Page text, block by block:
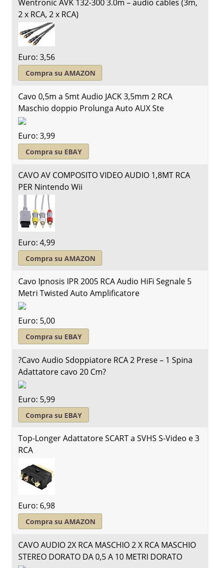
Wentronic AVK 132-300 3.0m – audio cables (3m,
2 x RCA, 2 x RCA)
Euro: 3,56
Compra su AMAZON
Cavo 0,5m a 5mt Audio JACK 3,5mm 2 RCA
Maschio doppio Prolunga Auto AUX Ste
Euro: 3,99
Compra su EBAY
CAVO AV COMPOSITO VIDEO AUDIO 1,8MT RCA
PER Nintendo Wii
Euro: 4,99
Compra su AMAZON
Cavo Ipnosis IPR 2005 RCA Audio HiFi Segnale 5
Metri Twisted Auto Amplificatore
Euro: 5,00
Compra su EBAY
?Cavo Audio Sdoppiatore RCA 2 Prese – 1 Spina
Adattatore cavo 20 Cm?
Euro: 5,99
Compra su EBAY
Top-Longer Adattatore SCART a SVHS S-Video e 3
RCA
Euro: 6,98
Compra su AMAZON
CAVO AUDIO 2X RCA MASCHIO 2 X RCA MASCHIO
STEREO DORATO DA 0,5 A 10 METRI DORATO